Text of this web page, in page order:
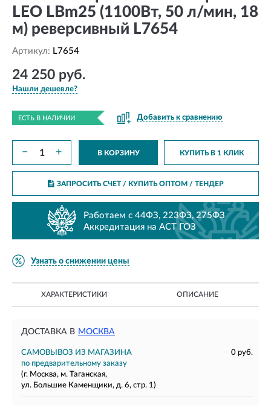
LEO LBm25 (1100Вт, 50 л/мин, 18
м) реверсивный L7654
Артикул: L7654
24 250 руб.
Нашли дешевле?
ЕСТЬ В НАЛИЧИИ Добавить к сравнению
− + В КОРЗИНУ КУПИТЬ В 1 КЛИК
ЗАПРОСИТЬ СЧЕТ / КУПИТЬ ОПТОМ/ ТЕНДЕР
Работаем с 44ФЗ, 223ФЗ, 275ФЗ
Аккредитация на АСТ ГОЗ
Узнать о снижении цены
ХАРАКТЕРИСТИКИ ОПИСАНИЕ
ДОСТАВКА В МОСКВА
САМОВЫВОЗ ИЗ МАГАЗИНА
0 руб.
по предварительному заказу
(г. Москва, м. Таганская,
ул. Большие Каменщики, д. 6, стр. 1)